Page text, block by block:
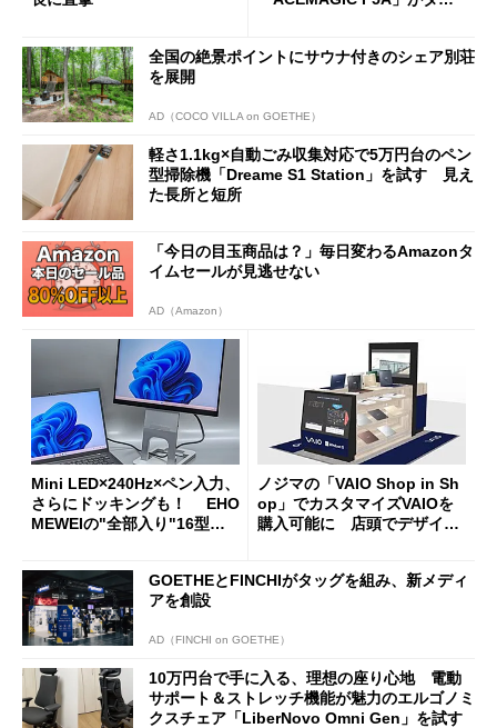
全国の絶景ポイントにサウナ付きのシェア別荘
を展開
AD（COCO VILLA on GOETHE）
軽さ1.1kg×自動ごみ収集対応で5万円台のペン
型掃除機「Dreame S1 Station」を試す 見え
た長所と短所
「今日の目玉商品は？」毎日変わるAmazonタ
イムセールが見逃せない
AD（Amazon）
Mini LED×240Hz×ペン入力、
さらにドッキングも！ EHO
MEWEIの"全部入り"16型モ
ノジマの「VAIO Shop in Sh
op」でカスタマイズVAIOを
購入可能に 店頭でデザイン
GOETHEとFINCHIがタッグを組み、新メディ
アを創設
AD（FINCHI on GOETHE）
10万円台で手に入る、理想の座り心地 電動
サポート＆ストレッチ機能が魅力のエルゴノミ
クスチェア「LiberNovo Omni Gen」を試す